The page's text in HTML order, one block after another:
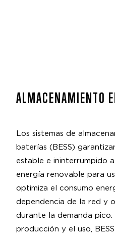
ALMACENAMIENTO
Los sistemas de
baterías (BESS)
estable e ininterrumpido
energía renovable para
optimiza el consumo
dependencia de la red y
durante la demanda pico.
producción y el uso,